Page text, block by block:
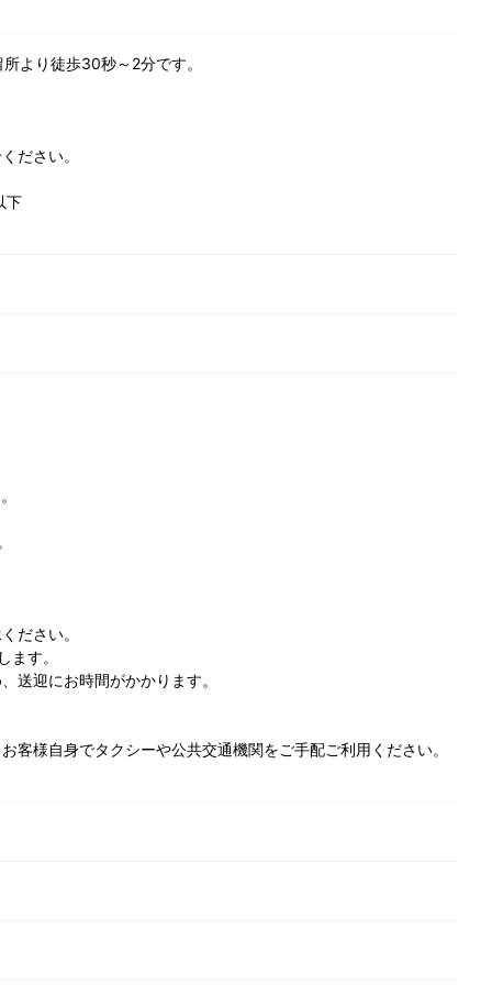
より徒歩30秒～2分です。
ださい。
下
ださい。
す。
送迎にお時間がかかります。
様自身でタクシーや公共交通機関をご手配ご利用ください。